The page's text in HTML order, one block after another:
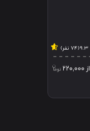
9.3(74 نفر)
از220,000